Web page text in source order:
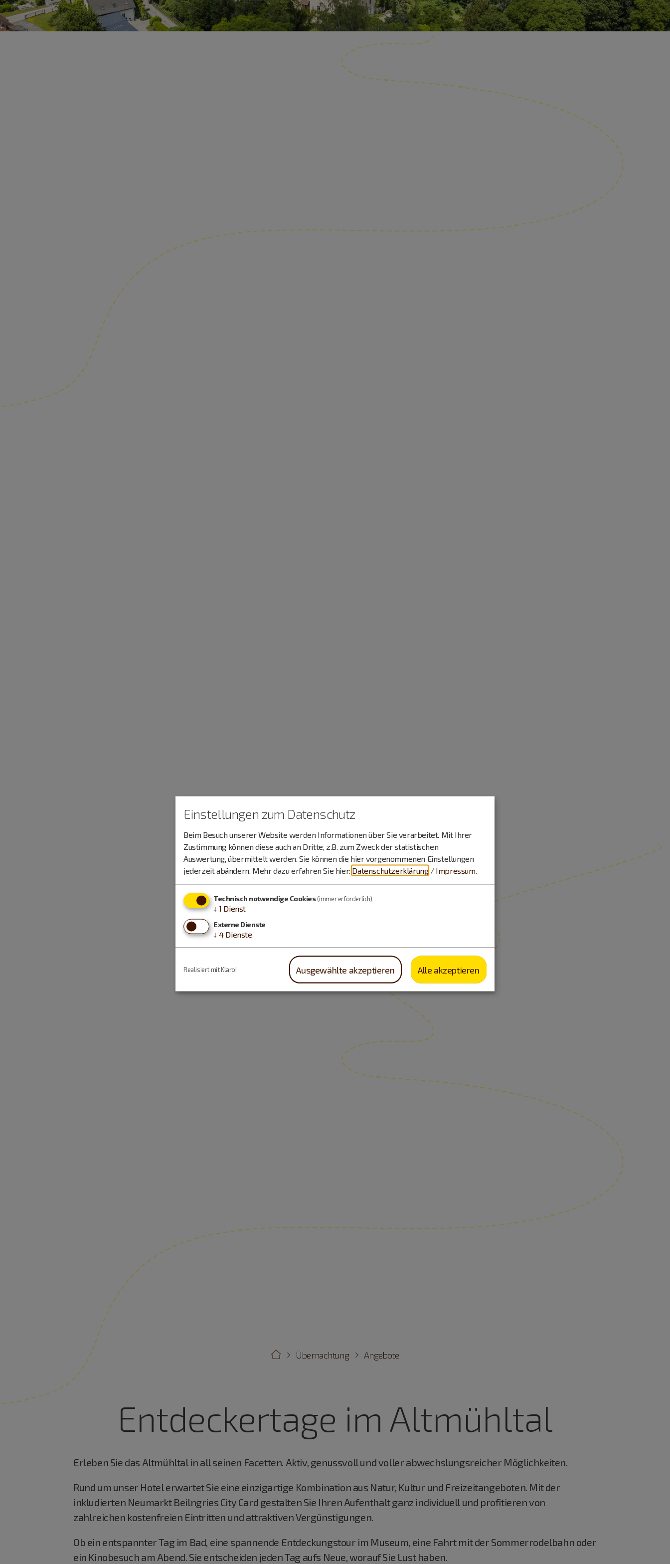
Angebote
Übernachtung
Entdeckertage im Altmühltal
Erleben Sie das Altmühltal in all seinen Facetten. Aktiv, genussvoll und voller abwechslungsreicher Möglichkeiten.
Rund um unser Hotel erwartet Sie eine einzigartige Kombination aus Natur, Kultur und Freizeitangeboten. Mit der
inkludierten Neumarkt Beilngries City Card gestalten Sie Ihren Aufenthalt ganz individuell und profitieren von
zahlreichen kostenfreien Eintritten und attraktiven Vergünstigungen.
Ob ein entspannter Tag im Bad, eine spannende Entdeckungstour im Museum, eine Fahrt mit der Sommerrodelbahn oder
ein Kinobesuch am Abend. Sie entscheiden jeden Tag aufs Neue, worauf Sie Lust haben.
Einstellungen zum Datenschutz
Beim Besuch unserer Website werden Informationen über Sie verarbeitet. Mit Ihrer
Zustimmung können diese auch an Dritte, z.B. zum Zweck der statistischen
Auswertung, übermittelt werden. Sie können die hier vorgenommenen Einstellungen
jederzeit abändern. Mehr dazu erfahren Sie hier: Datenschutzerklärung / Impressum.
Technisch notwendige Cookies(immer erforderlich)
↓ 1 Dienst
Externe Dienste
↓ 4 Dienste
Ausgewählte akzeptieren Alle akzeptieren
Realisiert mit Klaro!